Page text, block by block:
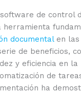
de control
herramienta
documentalen las
de beneficios,
y eficiencia en la
de
ha